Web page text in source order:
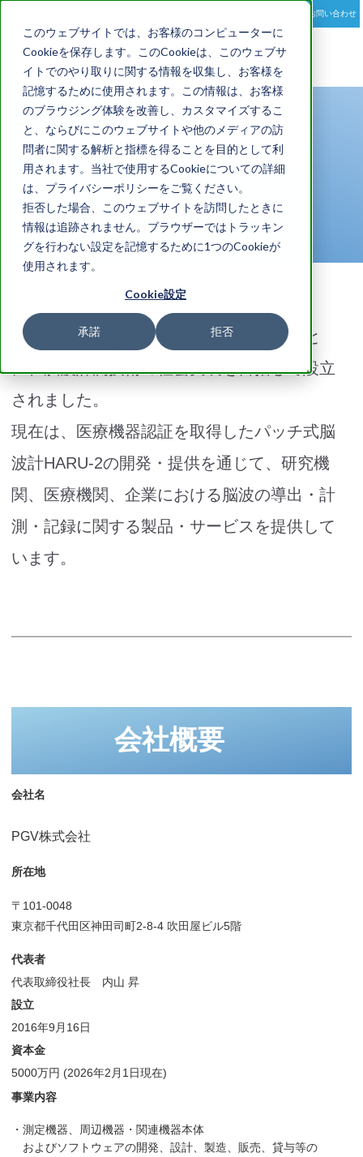
このウェブサイトでは、お客様のコンピューターに
Cookieを保存します。このCookieは、このウェブサ
イトでのやり取りに関する情報を収集し、お客様を
記憶するために使用されます。この情報は、お客様
のブラウジング体験を改善し、カスタマイズするこ
と、ならびにこのウェブサイトや他のメディアの訪
問者に関する解析と指標を得ることを目的として利
用されます。当社で使用するCookieについての詳細
は、プライバシーポリシーをご覧ください。
拒否した場合、このウェブサイトを訪問したときに
情報は追跡されません。ブラウザーではトラッキン
グを行わない設定を記憶するために1つのCookieが
使用されます。
Cookie設定
承諾 拒否
navigation
お問い合わせ
会社概要
COMPANY
PGV株式会社は、大学発の研究成果をもと
に、脳波計測技術の社会実装を目指して設立
されました。
現在は、医療機器認証を取得したパッチ式脳
波計HARU-2の開発・提供を通じて、研究機
関、医療機関、企業における脳波の導出・計
測・記録に関する製品・サービスを提供して
います。
会社概要
会社名
PGV株式会社
所在地
〒101-0048
東京都千代田区神田司町2-8-4 吹田屋ビル5階
代表者
代表取締役社長 内山 昇
設立
2016年9月16日
資本金
5000万円 (2026年2月1日現在)
事業内容
・測定機器、周辺機器・関連機器本体
およびソフトウェアの開発、設計、製造、販売、貸与等の